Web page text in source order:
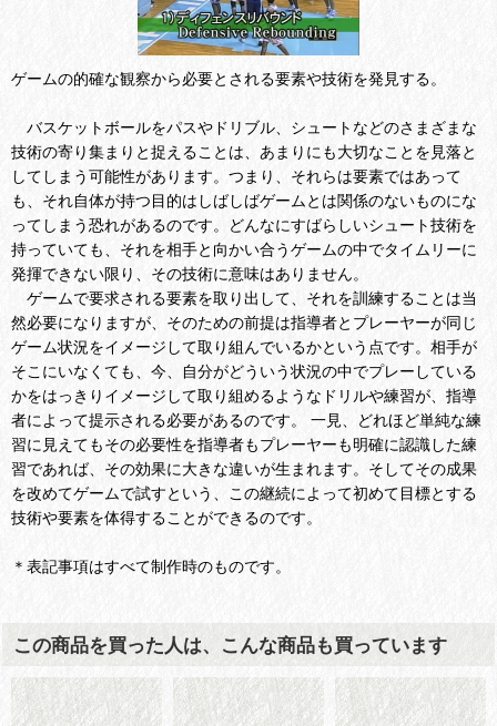
ゲームの的確な観察から必要とされる要素や技術を発見する。
バスケットボールをパスやドリブル、シュートなどのさまざまな
技術の寄り集まりと捉えることは、あまりにも大切なことを見落と
してしまう可能性があります。つまり、それらは要素ではあって
も、それ自体が持つ目的はしばしばゲームとは関係のないものにな
ってしまう恐れがあるのです。どんなにすばらしいシュート技術を
持っていても、それを相手と向かい合うゲームの中でタイムリーに
発揮できない限り、その技術に意味はありません。
ゲームで要求される要素を取り出して、それを訓練することは当
然必要になりますが、そのための前提は指導者とプレーヤーが同じ
ゲーム状況をイメージして取り組んでいるかという点です。相手が
そこにいなくても、今、自分がどういう状況の中でプレーしている
かをはっきりイメージして取り組めるようなドリルや練習が、指導
者によって提示される必要があるのです。 一見、どれほど単純な練
習に見えてもその必要性を指導者もプレーヤーも明確に認識した練
習であれば、その効果に大きな違いが生まれます。そしてその成果
を改めてゲームで試すという、この継続によって初めて目標とする
技術や要素を体得することができるのです。
＊表記事項はすべて制作時のものです。
この商品を買った人は、こんな商品も買っています